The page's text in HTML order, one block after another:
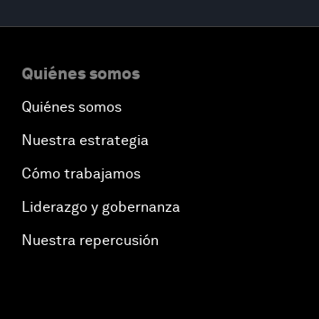
Quiénes somos
Quiénes somos
Nuestra estrategia
Cómo trabajamos
Liderazgo y gobernanza
Nuestra repercusión